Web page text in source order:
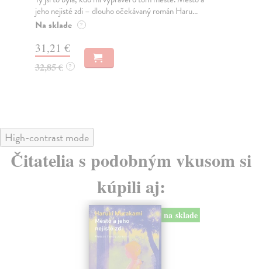
jeho nejisté zdi – dlouho očekávaný román Haru...
Na sklade ?
31,21 €
32,85 € ?
High-contrast mode
Čitatelia s podobným vkusom si
kúpili aj:
na sklade